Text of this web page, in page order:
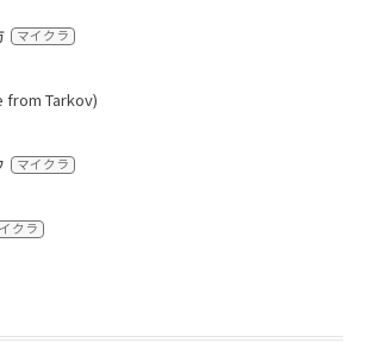
マイクラ
from Tarkov)
マイクラ
クラ